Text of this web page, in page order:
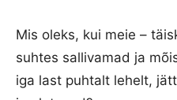
Mis oleks, kui meie –
suhtes sallivamad ja
iga last puhtalt lehelt,